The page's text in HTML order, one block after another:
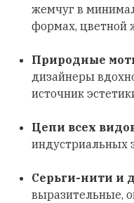
жемчуг в
формах, цветной
Природные
дизайнеры
источник
Цепи всех
индустриальных
Серьги-нити и
выразительные,